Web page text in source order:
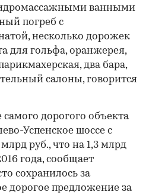
ванными
погреб с
несколько дорожек
для гольфа, оранжерея,
два бара,
салоны, говорится
дорогого объекта
Успенское шоссе с
руб., что на 1,3 млрд
года, сообщает
сохранилось за
дорогое предложение за